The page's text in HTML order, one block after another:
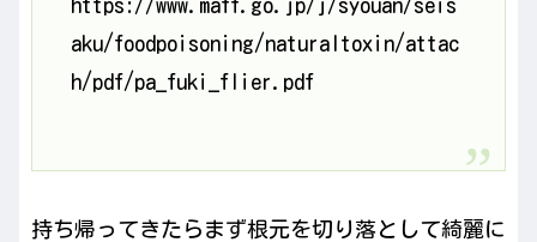
https://www.maff.go.jp/j/syouan/seis
aku/foodpoisoning/naturaltoxin/attac
h/pdf/pa_fuki_flier.pdf
持ち帰ってきたらまず根元を切り落として綺麗に